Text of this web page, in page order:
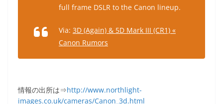
full frame DSLR to the Canon lineup.
Via: 3D (Again) & 5D Mark III (CR1) «
Canon Rumors
情報の出所は⇒http://www.northlight-
images.co.uk/cameras/Canon_3d.html